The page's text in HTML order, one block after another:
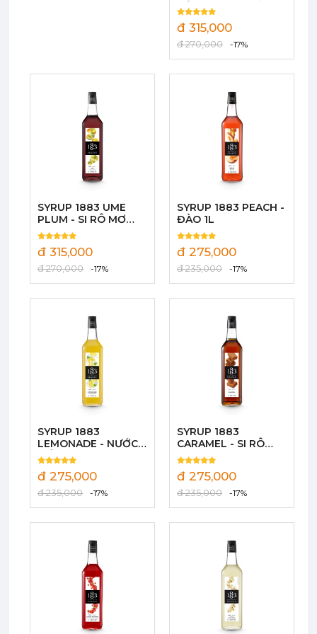
367,000
202,000
RÔ SỮA HẠT PHỈ 1L
đ 315,000
đ 270,000 -17%
SYRUP 1883 UME
PLUM - SI RÔ MƠ
NHẬT 1L
đ 315,000
đ 270,000 -17%
SYRUP 1883 PEACH -
ĐÀO 1L
đ 275,000
đ 235,000 -17%
SYRUP 1883
LEMONADE - NƯỚC
CỐT CHANH VÀNG 1L
đ 275,000
đ 235,000 -17%
SYRUP 1883
CARAMEL - SI RÔ
CARAMEN 1L
đ 275,000
đ 235,000 -17%